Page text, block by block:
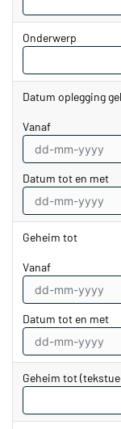
Onderwerp
Datum oplegging
vanaf
Datum tot en met
Geheim tot
vanaf
Datum tot en met
Geheim tot